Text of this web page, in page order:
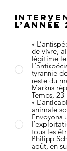
l’année
«
de vivre,
légitime
tyrannie
reste du
Markus
Temps, 23
«
animale
Envoyons
tous les
Philipp
août, en